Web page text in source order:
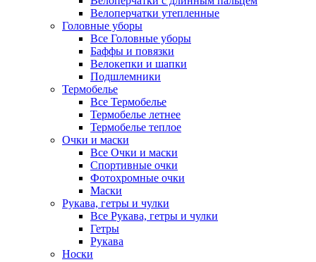
Велоперчатки утепленные
Головные уборы
Все Головные уборы
Баффы и повязки
Велокепки и шапки
Подшлемники
Термобелье
Все Термобелье
Термобелье летнее
Термобелье теплое
Очки и маски
Все Очки и маски
Спортивные очки
Фотохромные очки
Маски
Рукава, гетры и чулки
Все Рукава, гетры и чулки
Гетры
Рукава
Носки